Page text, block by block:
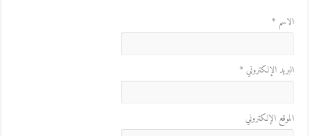
الاسم *
البريد الإلكتروني *
الموقع الإلكتروني